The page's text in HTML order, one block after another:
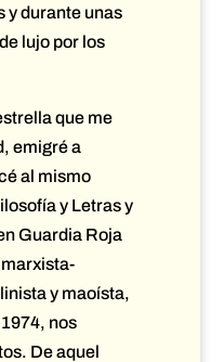
y durante unas
lujo por los
que me
emigré a
al mismo
y Letras y
Guardia Roja
y maoísta,
nos
De aquel